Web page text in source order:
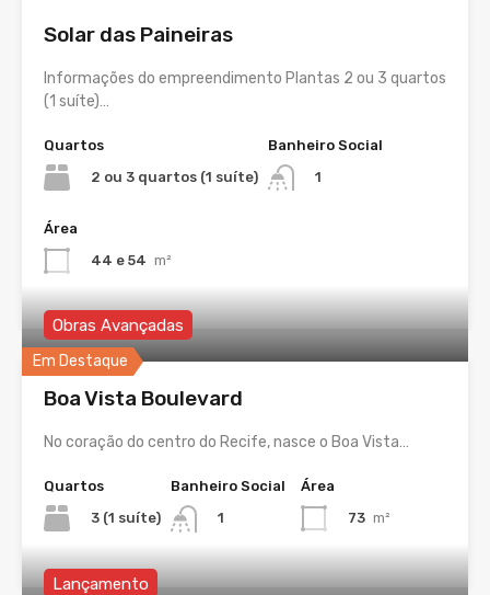
Solar das Paineiras
Informações do empreendimento Plantas 2 ou 3 quartos
(1 suíte)…
Quartos
2 ou 3 quartos (1 suíte)
Banheiro Social
1
Área
44 e 54 m²
Em Destaque
Obras Avançadas
Boa Vista Boulevard
No coração do centro do Recife, nasce o Boa Vista…
Quartos
3 (1 suíte)
Banheiro Social
1
Área
73 m²
Lançamento